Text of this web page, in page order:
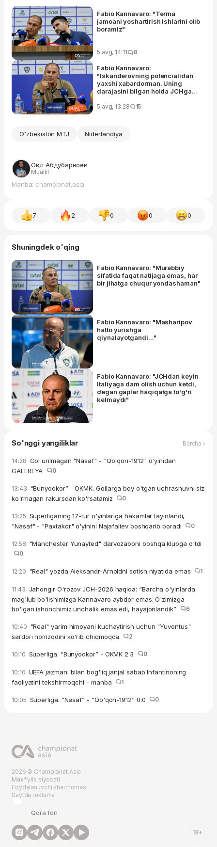
Fabio Kannavaro: "Terma
jamoani yoshartirish ishlarini olib
boramiz"
5 avg, 14:11 8
Fabio Kannavaro:
"Iskanderovning potencialidan
yaxshi xabardorman. Uning
darajasini bilgan holda JCHga
5 avg, 13:28 15
O'zbekiston MTJ Niderlandiya
Оқил Абдубарноев
Muallif
Manba: championat.asia
7 2 0 0 0
Shuningdek o'qing
Fabio Kannavaro: "Murabbiy
sifatida faqat natijaga emas, har
bir jihatga chuqur yondashaman"
Fabio Kannavaro: "Masharipov
hatto yurishga
qiynalayotgandi..."
Fabio Kannavaro: "JCHdan keyin
Italiyaga dam olish uchun ketdi,
degan gaplar haqiqatga to'g'ri
kelmaydi"
So'nggi yangiliklar Barcha ›
14:28 Gol urilmagan "Nasaf" - "Qo'qon-1912" o'yinidan
GALEREYA
0
13:43 “Bunyodkor” - OKMK. Gollarga boy o'tgan uchrashuvni siz
ko'rmagan rakursdan ko'rsatamiz
0
13:25 Superliganing 17-tur o'yinlariga hakamlar tayinlandi,
"Nasaf" - "Paxtakor" o'yinini Najafaliev boshqarib boradi
0
12:58 "Manchester Yunayted" darvozaboni boshqa klubga o'tdi
0
12:20 "Real" yozda Aleksandr-Arnoldni sotish niyatida emas 1
11:43 Jahongir O'rozov JCH-2026 haqida: “Barcha o'yinlarda
mag'lub bo'lishimizga Kannavaro aybdor emas. O'zimizga
bo'lgan ishonchimiz unchalik emas edi, hayajonlandik”
6
10:40 "Real" yarim himoyani kuchaytirish uchun "Yuventus"
sardori nomzodini ko'rib chiqmoqda
2
10:10 Superliga. “Bunyodkor” - OKMK 2:3 0
10:10 UEFA jazmani bilan bog'liq janjal sabab Infantinoning
faoliyatini tekshirmoqchi - manba
1
10:05 Superliga. “Nasaf” - “Qo'qon-1912“ 0:0 0
2026 © Championat.Asia
Maxfiylik siyosati
Foydalanuvchi shartnomasi
Saytda reklama
Qora fon
18+